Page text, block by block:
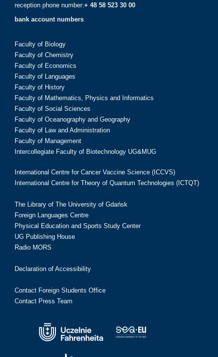
reception phone number:+ 48 58 523 30 00
bank account numbers
Faculty of Biology
Faculty of Chemistry
Faculty of Economics
Faculty of Languages
Faculty of History
Faculty of Mathematics, Physics and Informatics
Faculty of Social Sciences
Faculty of Oceanography and Geography
Faculty of Law and Administration
Faculty of Management
Intercollegiate Faculty of Biotechnology UG&MUG
International Centre for Cancer Vaccine Science (ICCVS)
International Centre for Theory of Quantum Technologies (ICTQT)
The Library of The University of Gdańsk
Foreign Languages Centre
Physical Education and Sports Study Center
UG Publishing House
Radio MORS
Declaration of Accessibility
Contact Foreign Students Office
Contact Press Team